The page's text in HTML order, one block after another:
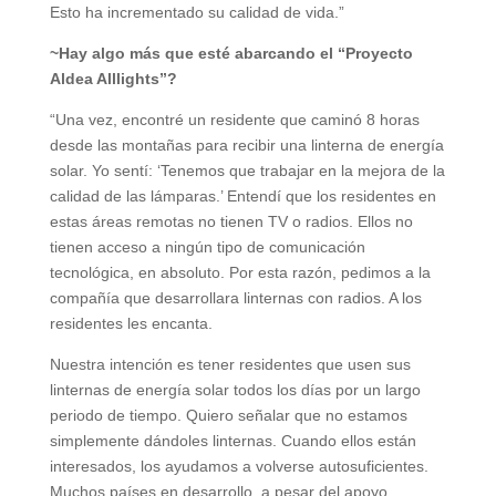
Esto ha incrementado su calidad de vida.”
~Hay algo más que esté abarcando el “Proyecto
Aldea Alllights”?
“Una vez, encontré un residente que caminó 8 horas
desde las montañas para recibir una linterna de energía
solar. Yo sentí: ‘Tenemos que trabajar en la mejora de la
calidad de las lámparas.’ Entendí que los residentes en
estas áreas remotas no tienen TV o radios. Ellos no
tienen acceso a ningún tipo de comunicación
tecnológica, en absoluto. Por esta razón, pedimos a la
compañía que desarrollara linternas con radios. A los
residentes les encanta.
Nuestra intención es tener residentes que usen sus
linternas de energía solar todos los días por un largo
periodo de tiempo. Quiero señalar que no estamos
simplemente dándoles linternas. Cuando ellos están
interesados, los ayudamos a volverse autosuficientes.
Muchos países en desarrollo, a pesar del apoyo